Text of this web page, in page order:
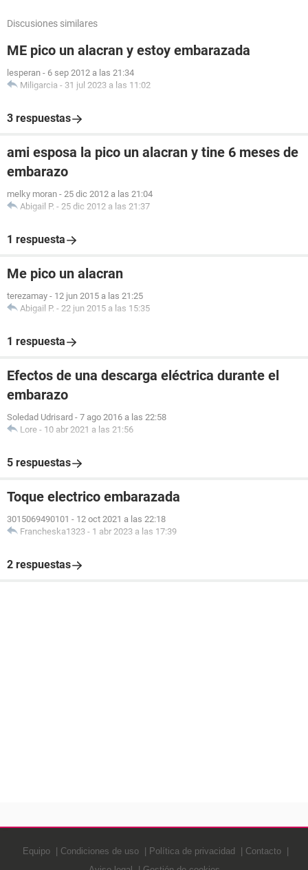
Discusiones similares
ME pico un alacran y estoy embarazada
lesperan - 6 sep 2012 a las 21:34
Miligarcia - 31 jul 2023 a las 11:02
3 respuestas
ami esposa la pico un alacran y tine 6 meses de
embarazo
melky moran - 25 dic 2012 a las 21:04
Abigail P. - 25 dic 2012 a las 21:37
1 respuesta
Me pico un alacran
terezamay - 12 jun 2015 a las 21:25
Abigail P. - 22 jun 2015 a las 15:35
1 respuesta
Efectos de una descarga eléctrica durante el
embarazo
Soledad Udrisard - 7 ago 2016 a las 22:58
Lore - 10 abr 2021 a las 21:56
5 respuestas
Toque electrico embarazada
3015069490101 - 12 oct 2021 a las 22:18
Francheska1323 - 1 abr 2023 a las 17:39
2 respuestas
Equipo Condiciones de uso Política de privacidad
Contacto